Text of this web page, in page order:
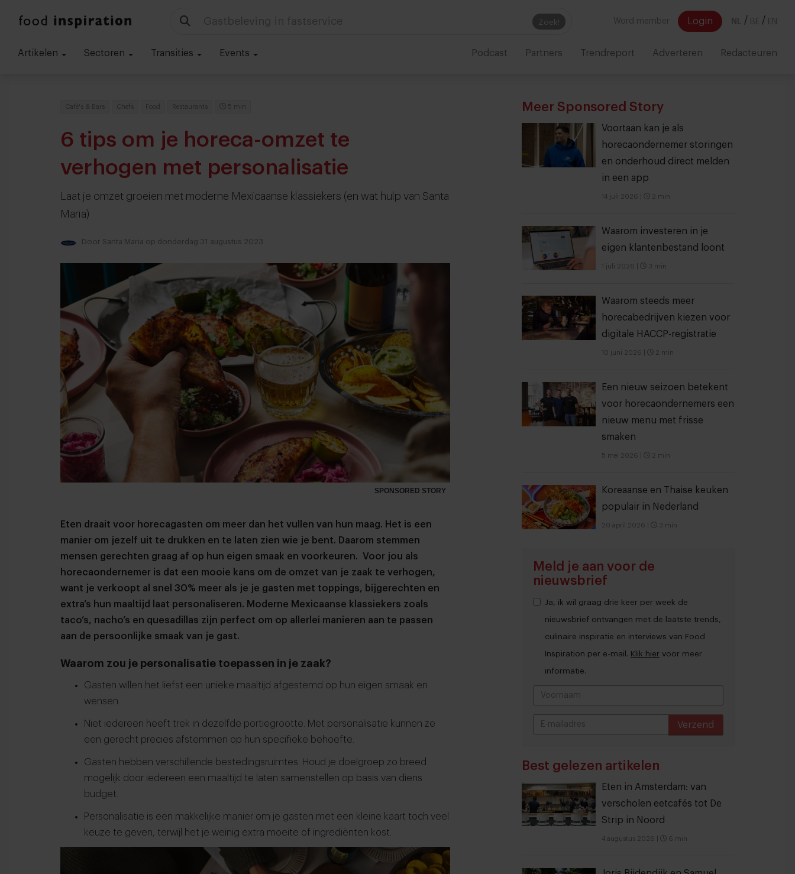
Zoek!
Technologie in foodservice Word member Login NL / BE / EN
Artikelen Sectoren Transities Events Podcast Partners Trendreport Adverteren Redacteuren
Café's & Bars Chefs Food Restaurants 5 min
6 tips om je horeca-omzet te
verhogen met personalisatie
Laat je omzet groeien met moderne Mexicaanse klassiekers (en wat hulp van Santa
Maria)
Door Santa Maria op donderdag 31 augustus 2023
SPONSORED STORY
Eten draait voor horecagasten om meer dan het vullen van hun maag. Het is een
manier om jezelf uit te drukken en te laten zien wie je bent. Daarom stemmen
mensen gerechten graag af op hun eigen smaak en voorkeuren.
Voor jou als
horecaondernemer is dat een mooie kans om de omzet van je zaak te verhogen,
want je verkoopt al snel 30% meer als je je gasten met toppings, bijgerechten en
extra’s hun maaltijd laat personaliseren. Moderne Mexicaanse klassiekers zoals
taco’s, nacho’s en quesadillas zijn perfect om op allerlei manieren aan te passen
aan de persoonlijke smaak van je gast.
Waarom zou je personalisatie toepassen in je zaak?
Gasten willen het liefst een unieke maaltijd afgestemd op hun eigen smaak en
wensen.
Niet iedereen heeft trek in dezelfde portiegrootte. Met personalisatie kunnen ze
een gerecht precies afstemmen op hun specifieke behoefte.
Gasten hebben verschillende bestedingsruimtes. Houd je doelgroep zo breed
mogelijk door iedereen een maaltijd te laten samenstellen op basis van diens
budget.
Personalisatie is een makkelijke manier om je gasten met een kleine kaart toch veel
keuze te geven, terwijl het je weinig extra moeite of ingrediënten kost.
Meer Sponsored Story
Voortaan kan je als
horecaondernemer storingen
en onderhoud direct melden
in een app
14 juli 2026 2 min
Waarom investeren in je
eigen klantenbestand loont
1 juli 2026 3 min
Waarom steeds meer
horecabedrijven kiezen voor
digitale HACCP-registratie
10 juni 2026 2 min
Een nieuw seizoen betekent
voor horecaondernemers een
nieuw menu met frisse
smaken
5 mei 2026 2 min
Koreaanse en Thaise keuken
populair in Nederland
20 april 2026 3 min
Meld je aan voor de
nieuwsbrief
Ja, ik wil graag drie keer per week de
nieuwsbrief ontvangen met de laatste trends,
culinaire inspiratie en interviews van Food
Inspiration per e-mail. Klik hier voor meer
informatie.
Verzend
Best gelezen artikelen
Eten in Amsterdam: van
verscholen eetcafés tot De
Strip in Noord
4 augustus 2026 6 min